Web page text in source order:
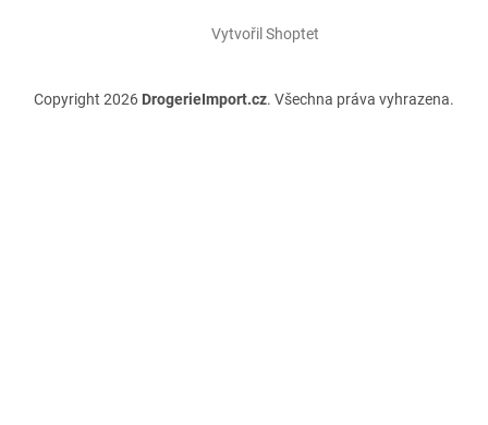
Vytvořil Shoptet
Copyright 2026 DrogerieImport.cz. Všechna práva vyhrazena.